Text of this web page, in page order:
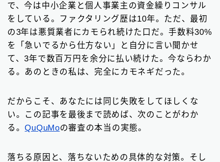
で、今は中小企業と個人事業主の資金繰りコンサル
をしている。ファクタリング歴は10年。ただ、最初
の3年は悪質業者にカモられ続けた口だ。手数料30%
を「急いでるから仕方ない」と自分に言い聞かせ
て、3年で数百万円を余分に払い続けた。今ならわか
る。あのときの私は、完全にカモネギだった。
だからこそ、あなたには同じ失敗をしてほしくな
い。この記事を最後まで読めば、次のことがわか
る。QuQuMoの審査の本当の実態。
落ちる原因と、落ちないための具体的な対策。そし